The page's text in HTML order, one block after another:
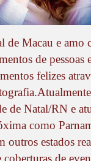
de Macau e amo
de pessoas
felizes
de Natal/RN e
como
outros estados
coberturas de